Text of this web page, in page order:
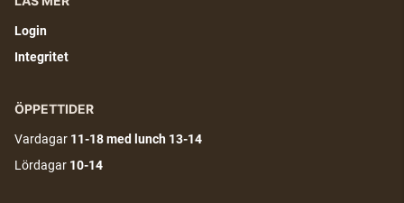
Login
Integritet
ÖPPETTIDER
Vardagar 11-18med lunch 13-14
Lördagar 10-14